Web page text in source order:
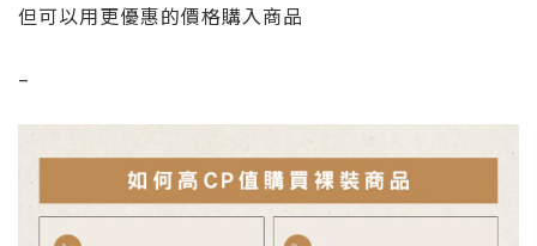
但可以用更優惠的價格購入商品
–